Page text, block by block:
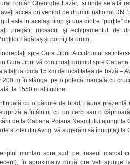
român Gheorghe Lazăr, și unde se află
acces ori venind pe drumul national DN
este in acelaşi timp şi una dintre “porţile”
pregătit rucsacul şi echipamentul de
Făgăraş şi porniţi la drum.
spre Gura Jibrii. Aici drumul se
Gura Jibrii vă continuaţi drumul spre
aflaţi la circa 15 km de localitatea de bază –
m în stânga, pe o potecă marcată cu
la 1550 m altitudine.
cu o pădure de brad. Fauna prezentă
a întâlnirii cu un cerb sau o
de la Cabana Poiana Neamţului ajungi la
a zilei din Avrig, vă sugerăm să înnoptaţi la
montan spre sud, pe traseul marcat
în aproximativ două ore veți ajunge